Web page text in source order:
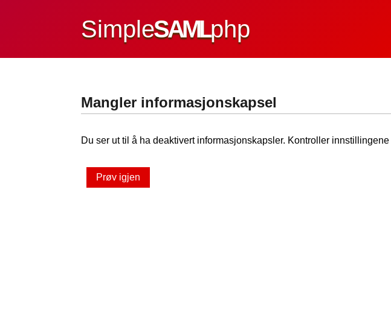
SimpleSAMLphp
Mangler informasjonskapsel
Du ser ut til å ha deaktivert informasjonskapsler. Kontroller
Prøv igjen